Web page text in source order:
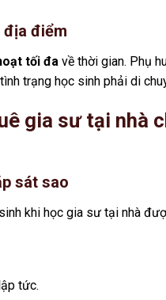
địa điểm
tối đa về thời gian. Phụ
trạng học sinh phải di
gia sư tại nhà
sát sao
khi học gia sư tại nhà
tức.